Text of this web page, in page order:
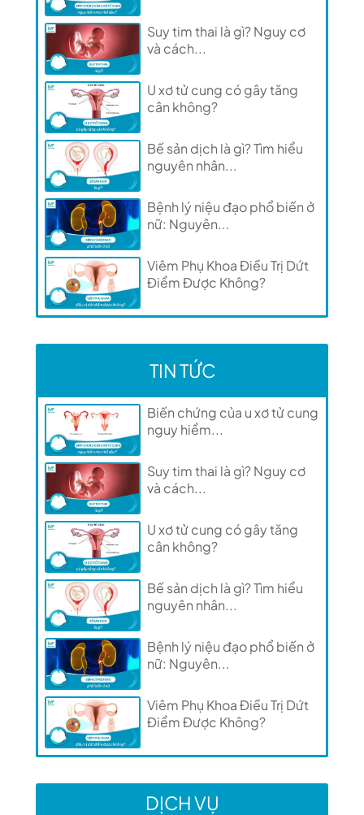
Suy tim thai là gì? Nguy cơ
và cách...
U xơ tử cung có gây tăng
cân không?
Bế sản dịch là gì? Tìm hiểu
nguyên nhân...
Bệnh lý niệu đạo phổ biến ở
nữ: Nguyên...
Viêm Phụ Khoa Điều Trị Dứt
Điểm Được Không?
TIN TỨC
Biến chứng của u xơ tử cung
nguy hiểm...
Suy tim thai là gì? Nguy cơ
và cách...
U xơ tử cung có gây tăng
cân không?
Bế sản dịch là gì? Tìm hiểu
nguyên nhân...
Bệnh lý niệu đạo phổ biến ở
nữ: Nguyên...
Viêm Phụ Khoa Điều Trị Dứt
Điểm Được Không?
DỊCH VỤ